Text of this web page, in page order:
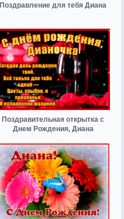
Поздравление для тебя Диана
Поздравительная открытка с
Днем Рождения, Диана